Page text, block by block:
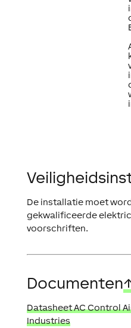
De installatie moet
gekwalificeerde
voorschriften.
Documenten
Datasheet AC Control
Industries